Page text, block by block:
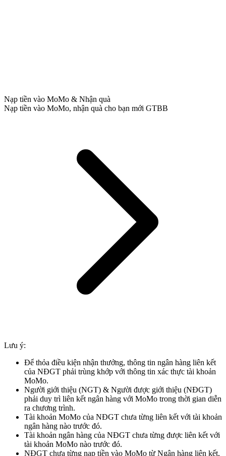
Nạp tiền vào MoMo & Nhận quà
Nạp tiền vào MoMo, nhận quà cho bạn mới GTBB
Lưu ý:
Để thỏa điều kiện nhận thưởng, thông tin ngân hàng liên kết
của NĐGT phải trùng khớp với thông tin xác thực tài khoản
MoMo.
Người giới thiệu (NGT) & Người được giới thiệu (NĐGT)
phải duy trì liên kết ngân hàng với MoMo trong thời gian diễn
ra chương trình.
Tài khoản MoMo của NĐGT chưa từng liên kết với tài khoản
ngân hàng nào trước đó.
Tài khoản ngân hàng của NĐGT chưa từng được liên kết với
tài khoản MoMo nào trước đó.
NĐGT chưa từng nạp tiền vào MoMo từ Ngân hàng liên kết,